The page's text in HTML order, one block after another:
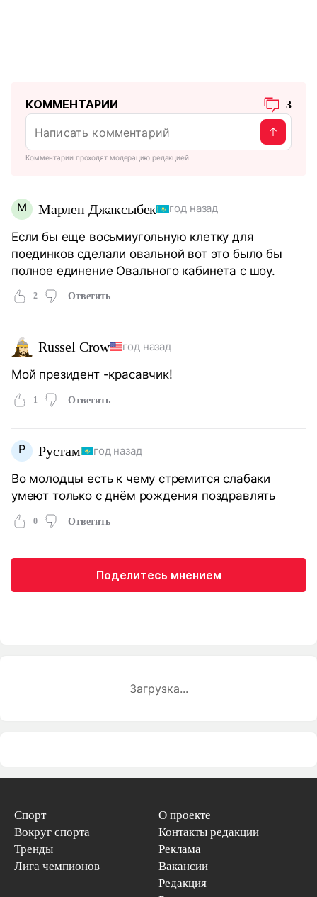
КОММЕНТАРИИ 3
Комментарии проходят модерацию редакцией
М Марлен Джаксыбек год назад
Если бы еще восьмиугольную клетку для
поединков сделали овальной вот это было бы
полное единение Овального кабинета с шоу.
2 Ответить
Russel Crow год назад
Мой президент -красавчик!
1 Ответить
Р Рустам год назад
Во молодцы есть к чему стремится слабаки
умеют только с днём рождения поздравлять
0 Ответить
Поделитесь мнением
Загрузка...
Спорт
Вокруг спорта
Тренды
Лига чемпионов
О проекте
Контакты редакции
Реклама
Вакансии
Редакция